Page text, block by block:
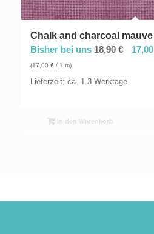
Chalk and charcoal mauve
Bisher bei uns 18,90€ 17,00
(17,00 €/ 1 m)
Lieferzeit: ca. 1-3 Werktage
In den Warenkorb